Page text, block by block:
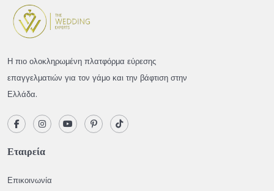
Η πιο ολοκληρωμένη πλατφόρμα εύρεσης
επαγγελματιών για τον γάμο και την βάφτιση στην
Ελλάδα.
Εταιρεία
Επικοινωνία